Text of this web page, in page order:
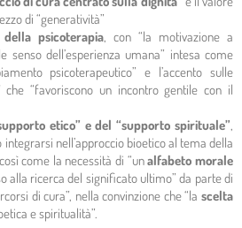
di “generatività”
psicoterapia, con “la motivazione a
senso dell’esperienza umana” intesa come
psicoterapeutico” e l’accento sulle
che “favoriscono un incontro gentile con il
etico” e del “supporto spirituale”,
nell’approccio bioetico al tema della
come la necessità di “unalfabeto morale
alla ricerca del significato ultimo” da parte di
di cura”, nella convinzione che “la scelta
e spiritualità”.